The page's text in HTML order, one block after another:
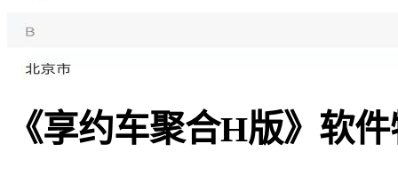
《享约车聚合H版》软